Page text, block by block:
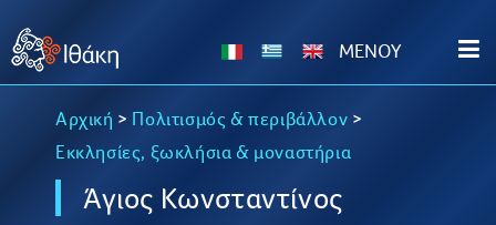
Αρχική > Πολιτισμός & περιβάλλον >
Εκκλησίες, ξωκλήσια & μοναστήρια
Άγιος Κωνσταντίνος
MENOY